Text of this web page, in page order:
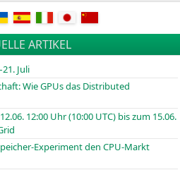
ARTIKEL
Juli
Wie GPUs das Distributed
12:00 Uhr (10:00 UTC) bis zum 15.06.
Experiment den CPU-Markt